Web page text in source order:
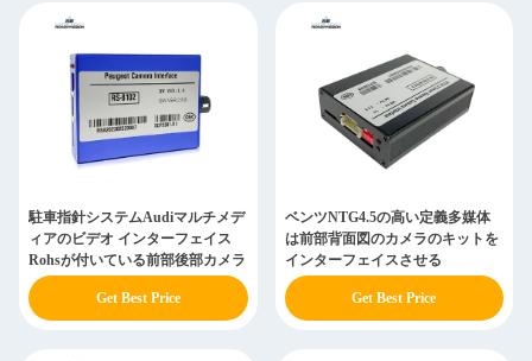
駐車指針システムAudiマルチメデ
ィアのビデオ インターフェイス
Rohsが付いている前部後部カメラ
Get Best Price
ベンツNTG4.5の高い定義多媒体
は前部背面図のカメラのキットを
インターフェイスさせる
Get Best Price